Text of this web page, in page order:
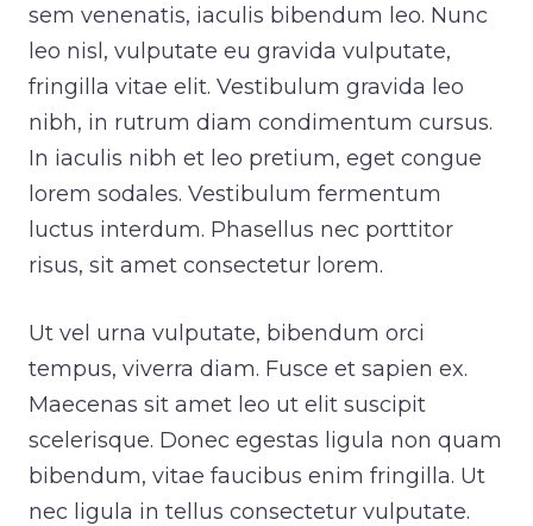
sem venenatis, iaculis bibendum leo. Nunc
leo nisl, vulputate eu gravida vulputate,
fringilla vitae elit. Vestibulum gravida leo
nibh, in rutrum diam condimentum cursus.
In iaculis nibh et leo pretium, eget congue
lorem sodales. Vestibulum fermentum
luctus interdum. Phasellus nec porttitor
risus, sit amet consectetur lorem.
Ut vel urna vulputate, bibendum orci
tempus, viverra diam. Fusce et sapien ex.
Maecenas sit amet leo ut elit suscipit
scelerisque. Donec egestas ligula non quam
bibendum, vitae faucibus enim fringilla. Ut
nec ligula in tellus consectetur vulputate.